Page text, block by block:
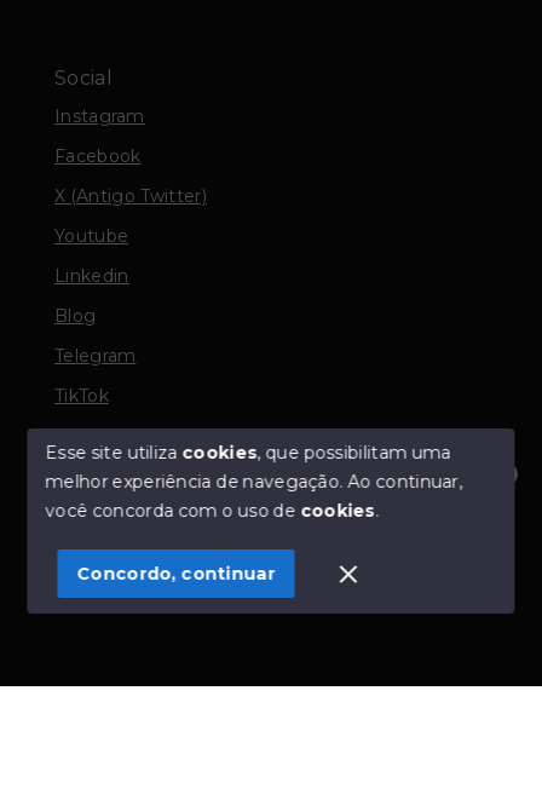
Olá! Estamos disponíveis para te ajudar.
Social
Instagram
Facebook
X (Antigo Twitter)
Youtube
Linkedin
Blog
Telegram
TikTok
© Copyright 2026 - TORQUATO ∴ Corretor de Imóveis
- CRECI 42643f | 136.004f Perito Avaliador CNAI 37357
SITE PARA IMOBILIARIA
Esse site utiliza cookies, que possibilitam uma
melhor experiência de navegação.Ao continuar,
você concorda com o uso de cookies.
Concordo, continuar